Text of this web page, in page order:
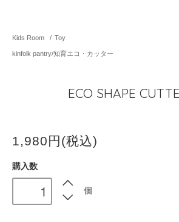
Kids Room / Toy
kinfolk pantry/知育エコ・カッター
ECO SHAPE
1,980円(税込)
購入数
個